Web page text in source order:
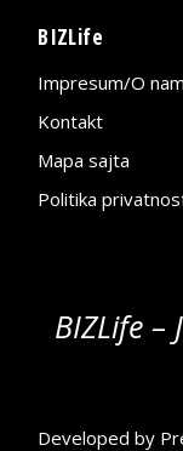
BIZLife
Impresum/O
Kontakt
Mapa sajta
Politika
BIZLife –
Developed by